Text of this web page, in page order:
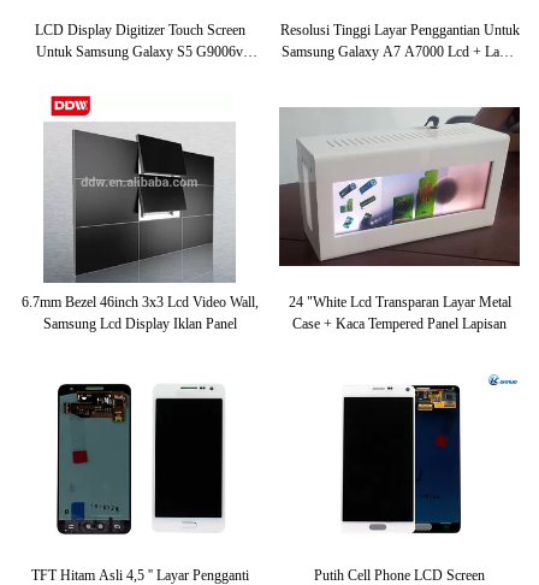
LCD Display Digitizer Touch Screen
Untuk Samsung Galaxy S5 G9006v
Resolusi Tinggi Layar Penggantian Untuk
Samsung Galaxy A7 A7000 Lcd + Layar
6.7mm Bezel 46inch 3x3 Lcd Video Wall,
Samsung Lcd Display Iklan Panel
24 "White Lcd Transparan Layar Metal
Case + Kaca Tempered Panel Lapisan
TFT Hitam Asli 4,5 '' Layar Pengganti
Putih Cell Phone LCD Screen